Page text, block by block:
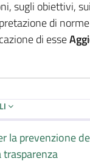
sugli obiettivi,
di
di esse
la prevenzione